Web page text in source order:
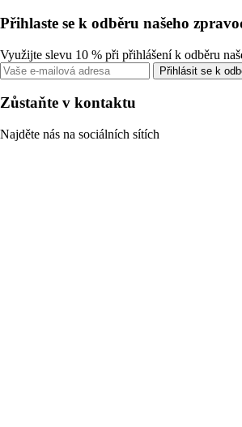
Přihlaste se k odběru našeho
Využijte slevu 10 % při přihlášení k odběru
Přihlásit se k
Zůstaňte v kontaktu
Najděte nás na sociálních sítích